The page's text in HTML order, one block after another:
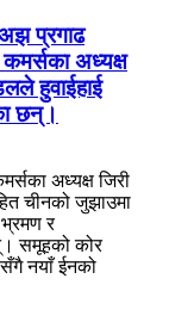
अझ प्रगाढ
अध्यक्ष
हुवाईहाई
छन्।
अध्यक्ष जिरी
चीनको जुझाउमा
भ्रमण र
समूहको कोर
नयाँ ईनको